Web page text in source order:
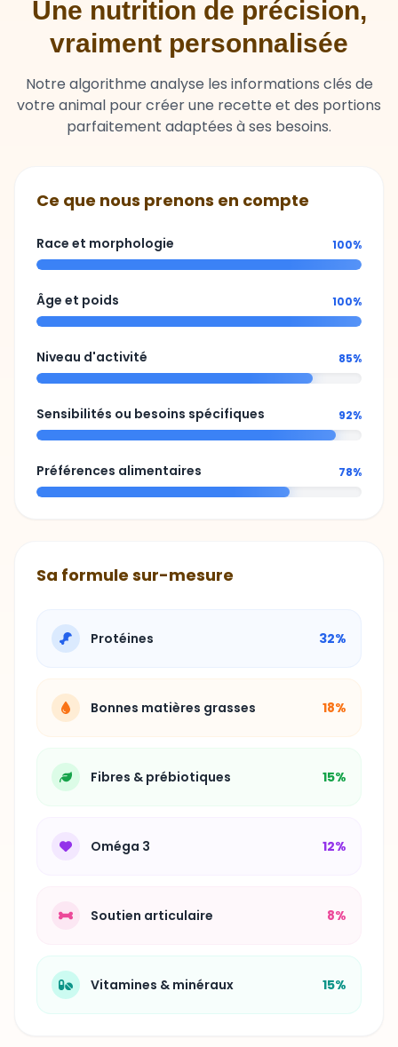
Une nutrition de précision,
vraiment personnalisée
Notre algorithme analyse les informations clés de
votre animal pour créer une recette et des portions
parfaitement adaptées à ses besoins.
Ce que nous prenons en compte
Race et morphologie 100%
Âge et poids 100%
Niveau d'activité 85%
Sensibilités ou besoins spécifiques 92%
Préférences alimentaires 78%
Sa formule sur-mesure
Protéines 32%
Bonnes matières grasses 18%
Fibres & prébiotiques 15%
Oméga 3 12%
Soutien articulaire 8%
Vitamines & minéraux 15%